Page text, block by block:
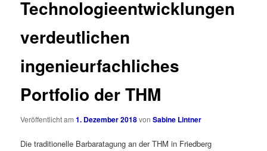
Technologieentwicklungen
verdeutlichen
ingenieurfachliches
Portfolio der THM
Veröffentlicht am1. Dezember 2018vonSabine Lintner
Die traditionelle Barbaratagung an der THM in Friedberg